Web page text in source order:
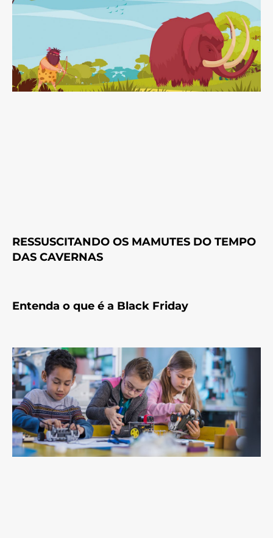
RESSUSCITANDO OS MAMUTES DO TEMPO
DAS CAVERNAS
Entenda o que é a Black Friday